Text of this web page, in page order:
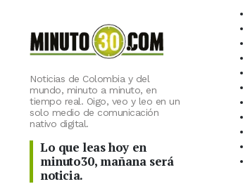
Noticias de Colombia y del
mundo, minuto a minuto, en
tiempo real. Oigo, veo y leo en un
solo medio de comunicación
nativo digital.
Lo que leas hoy en
minuto30, mañana será
noticia.